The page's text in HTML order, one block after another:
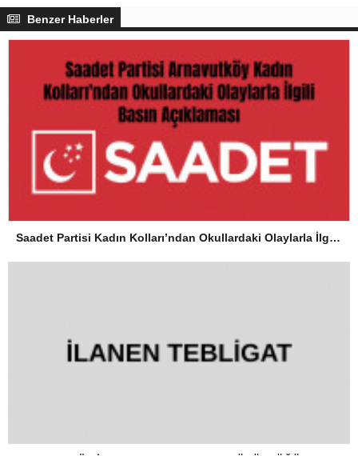
Benzer Haberler
Saadet Partisi Kadın Kolları’ndan Okullardaki Olaylarla İlgili Basın Açıklaması